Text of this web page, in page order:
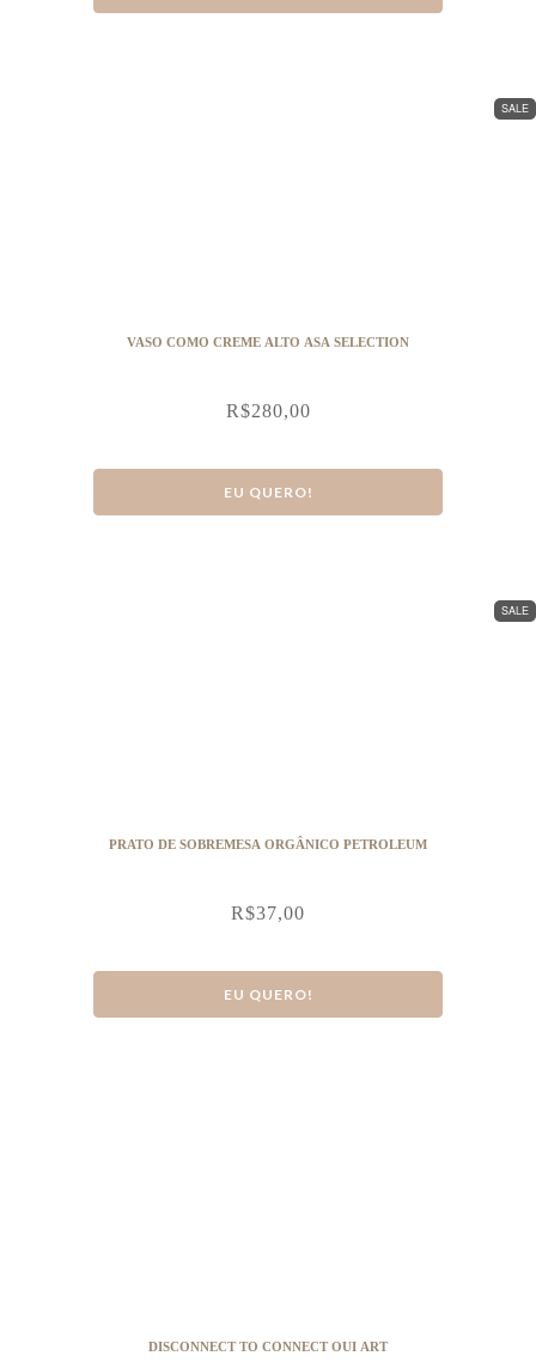
SALE
VASO COMO CREME ALTO ASA SELECTION
R$280,00
EU QUERO!
SALE
PRATO DE SOBREMESA ORGÂNICO PETROLEUM
R$37,00
EU QUERO!
DISCONNECT TO CONNECT OUI ART